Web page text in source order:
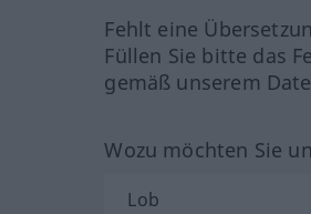
Fehlt eine
Füllen Sie bitte das
gemäß unserem
Wozu möchten Sie